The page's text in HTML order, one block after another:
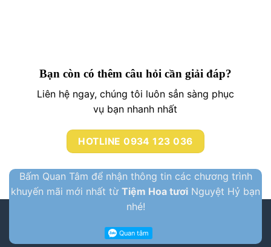
Bạn còn có thêm câu hỏi cần giải đáp?
Liên hệ ngay, chúng tôi luôn sẳn sàng phục
vụ bạn nhanh nhất
HOTLINE 0934 123 036
Bấm Quan Tâm để nhận thông tin các chương trình
khuyến mãi mới nhất từ Tiệm Hoa tươi Nguyệt Hỷ bạn
nhé!